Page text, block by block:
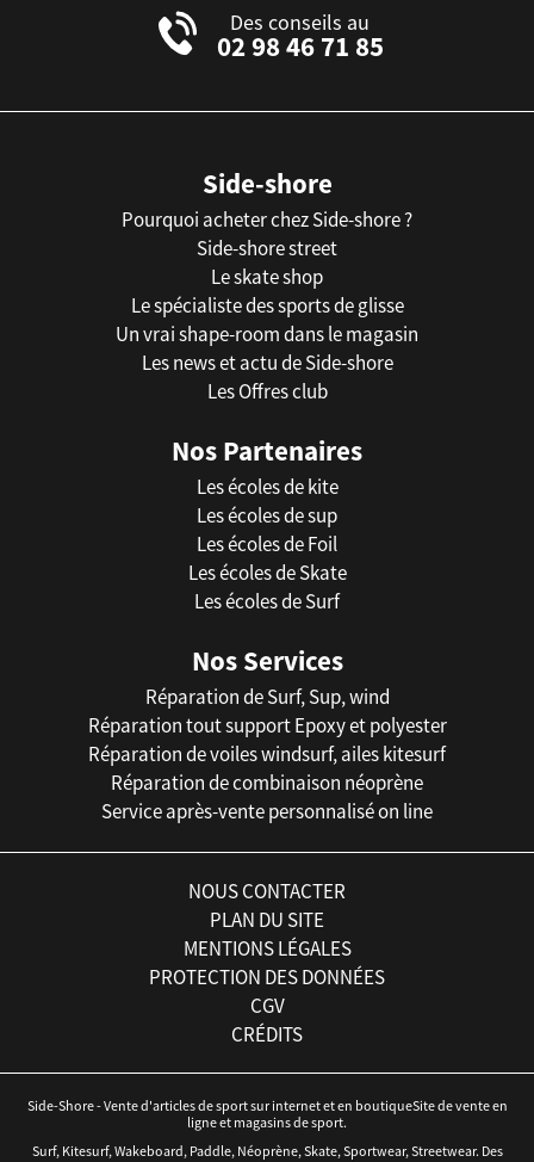
Des conseils au
02 98 46 71 85
Side-shore
Pourquoi acheter chez Side-shore ?
Side-shore street
Le skate shop
Le spécialiste des sports de glisse
Un vrai shape-room dans le magasin
Les news et actu de Side-shore
Les Offres club
Nos Partenaires
Les écoles de kite
Les écoles de sup
Les écoles de Foil
Les écoles de Skate
Les écoles de Surf
Nos Services
Réparation de Surf, Sup, wind
Réparation tout support Epoxy et polyester
Réparation de voiles windsurf, ailes kitesurf
Réparation de combinaison néoprène
Service après-vente personnalisé on line
NOUS CONTACTER
PLAN DU SITE
MENTIONS LÉGALES
PROTECTION DES DONNÉES
CGV
CRÉDITS
Side-Shore - Vente d'articles de sport sur internet et en boutiqueSite de vente en
ligne et magasins de sport.
Surf, Kitesurf, Wakeboard, Paddle, Néoprène, Skate, Sportwear, Streetwear. Des